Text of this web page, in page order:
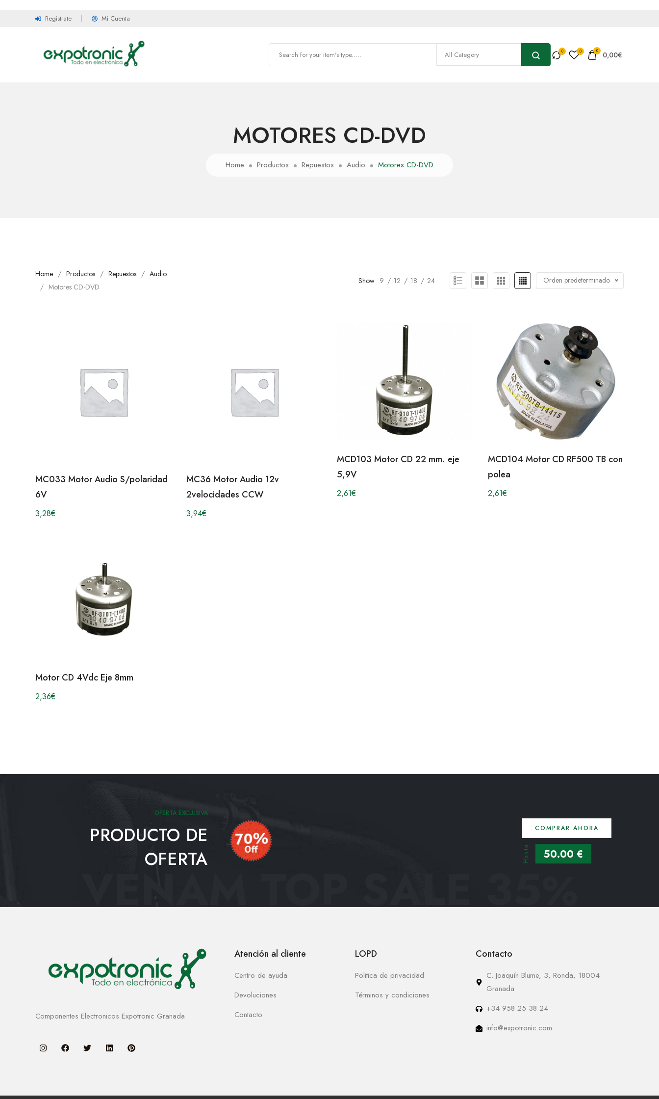
Registrate Mi Cuenta
0 0,00€
MOTORES CD-DVD
Home Productos Repuestos Audio Motores CD-DVD
Home Productos Repuestos
Audio
Motores CD-DVD
Show 9 12 18 24 Orden predeterminado
MC033 Motor Audio S/polaridad
6V
3,28€
MC36 Motor Audio 12v
2velocidades CCW
3,94€
MCD103 Motor CD 22 mm. eje
5,9V
2,61€
MCD104 Motor CD RF500 TB con
polea
2,61€
Motor CD 4Vdc Eje 8mm
2,36€
OFERTA EXCLUSIVA
PRODUCTO DE
OFERTA
COMPRAR AHORA
Hasta 50.00 €
VENAM TOP SALE 35%
Componentes Electronicos Expotronic Granada
Atención al cliente
Centro de ayuda
Devoluciones
Contacto
LOPD
Politica de privacidad
Términos y condiciones
Contacto
C. Joaquín Blume, 3, Ronda, 18004
Granada
+34 958 25 38 24
info@expotronic.com